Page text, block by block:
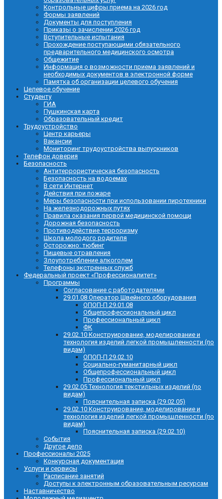
Контрольные цифры приема на 2026 год
Формы заявлений
Документы для поступления
Приказы о зачислении 2026 год
Вступительные испытания
Прохождение поступающими обязательного
предварительного медицинского осмотра
Общежитие
Информация о возможности приема заявлений и
необходимых документов в электронной форме
Памятка об организации целевого обучения
Целевое обучение
Студенту
ГИА
Пушкинская карта
Образовательный кредит
Трудоустройство
Центр карьеры
Вакансии
Мониторинг трудоустройства выпускников
Телефон доверия
Безопасность
Антитеррористическая безопасность
Безопасность на водоемах
В сети Интернет
Действия при пожаре
Меры безопасности при использовании пиротехники
На железнодорожных путях
Правила оказания первой медицинской помощи
Дорожная безопасность
Противодействие терроризму
Школа молодого родителя
Осторожно: тюбинг
Пищевые отравления
Злоупотребление алкоголем
Телефоны экстренных служб
Федеральный проект «Профессионалитет»
Программы
Согласование с работодателями
29.01.08 Оператор Швейного оборудования
ОПОП-П 29.01.08
Общепрофессиональный цикл
Профессиональный цикл
ФК
29.02.10 Конструирование, моделирование и
технология изделий легкой промышленности (по
видам)
ОПОП-П 29.02.10
Социально-гуманитарный цикл
Общепрофессиональный цикл
Профессиональный цикл
29.02.05 Технология текстильных изделий (по
видам)
Пояснительная записка (29.02.05)
29.02.10 Конструирование, моделирование и
технология изделий легкой промышленности (по
видам)
Пояснительная записка (29.02.10)
События
Другое дело
Профессионалы 2025
Конкурсная документация
Услуги и сервисы
Расписание занятий
Доступы к электронным образовательным ресурсам
Наставничество